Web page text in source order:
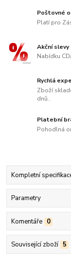
Poštovné
Platí pro
Akční slevy
Nabídku
Rychlá
Zboží
dnů..
Platební
Pohodlná
Kompletní
Parametry
Komentáře 0
Související zboží 5